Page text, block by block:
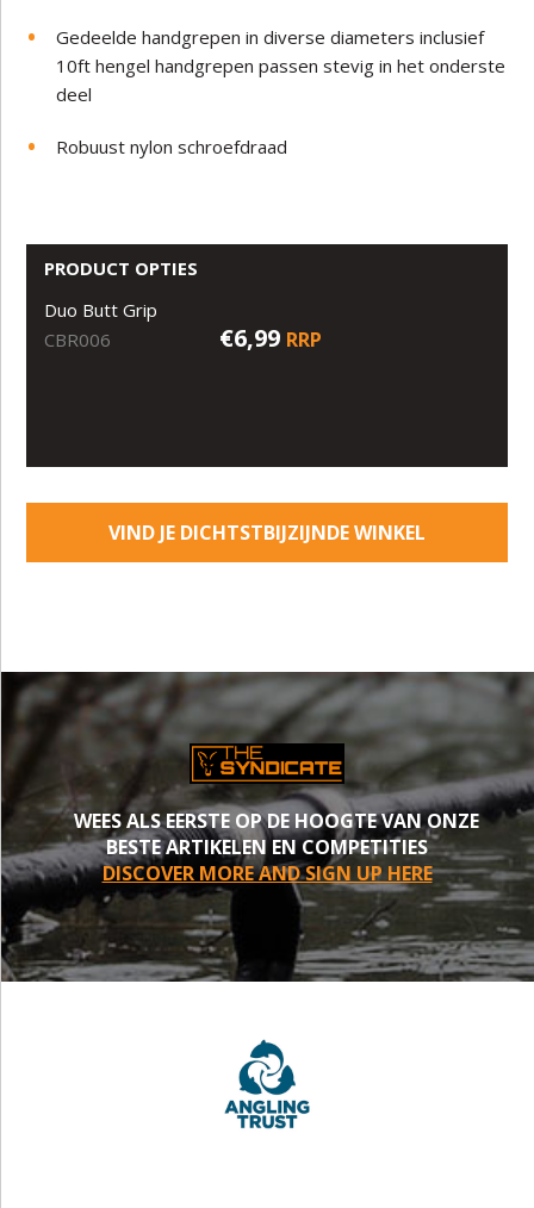
Gedeelde handgrepen in diverse diameters inclusief
10ft hengel handgrepen passen stevig in het onderste
deel
Robuust nylon schroefdraad
PRODUCT OPTIES
Duo Butt Grip
CBR006
€6,99 RRP
VIND JE DICHTSTBIJZIJNDE WINKEL
WEES ALS EERSTE OP DE HOOGTE VAN ONZE
BESTE ARTIKELEN EN COMPETITIES
DISCOVER MORE AND SIGN UP HERE